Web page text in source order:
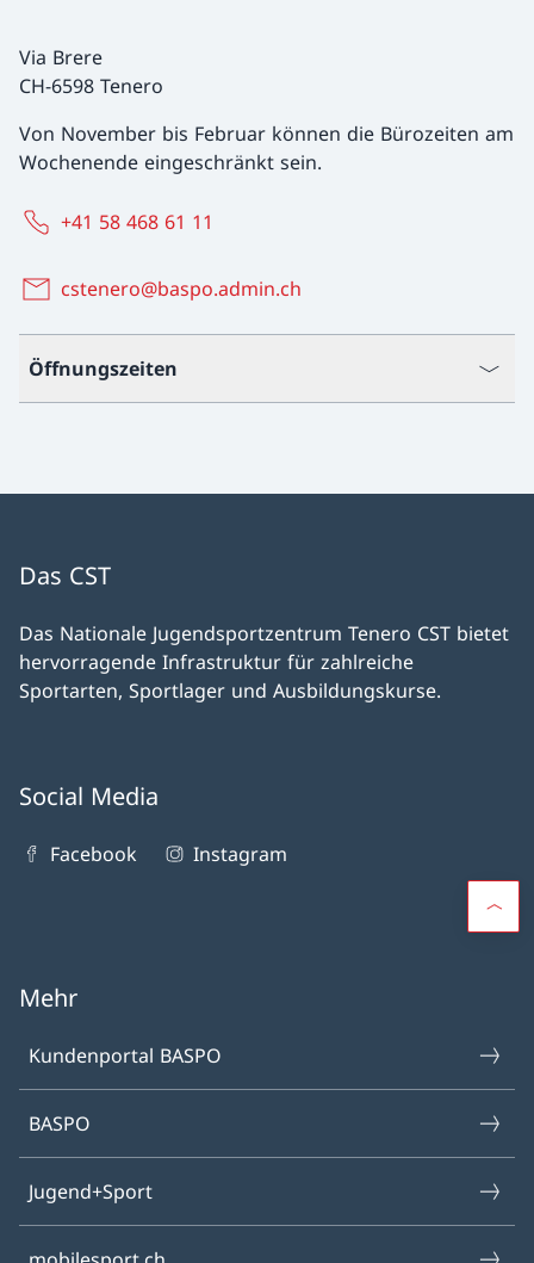
Via Brere
CH-6598 Tenero
Von November bis Februar können die Bürozeiten am
Wochenende eingeschränkt sein.
+41 58 468 61 11
cstenero@baspo.admin.ch
Öffnungszeiten
Das CST
Das Nationale Jugendsportzentrum Tenero CST bietet
hervorragende Infrastruktur für zahlreiche
Sportarten, Sportlager und Ausbildungskurse.
Social Media
Facebook Instagram
Mehr
Kundenportal BASPO
BASPO
Jugend+Sport